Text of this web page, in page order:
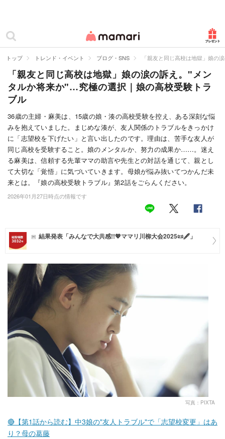
ママリ
カテゴリー一覧
妊娠
出産
赤ちゃん・育児
子育て・家族
病院
美容・ファッション
お仕事
マネー
トレンド・イベント
トップ トレンド・イベント ブログ・SNS 「親友と同じ高校は地獄」娘の
「親友と同じ高校は地獄」娘の涙の訴え。"メン
タルか将来か"…究極の選択｜娘の高校受験トラ
ブル
36歳の主婦・麻美は、15歳の娘・湊の高校受験を控え、ある深刻な悩
みを抱えていました。まじめな湊が、友人関係のトラブルをきっかけ
に「志望校を下げたい」と言い出したのです。理由は、苦手な友人が
同じ高校を受験すること。娘のメンタルか、努力の成果か……。迷え
る麻美は、信頼する先輩ママの助言や先生との対話を通じて、親とし
て大切な「覚悟」に気づいていきます。母娘が悩み抜いてつかんだ未
来とは。『娘の高校受験トラブル』第2話をごらんください。
2026年01月27日時点の情報です
結果発表「みんなで大共感!!💖ママリ川柳大会2025📜🖋️」
写真：PIXTA
🔴【第1話から読む】中3娘の"友人トラブル"で「志望校変更」はあ
り？母の葛藤